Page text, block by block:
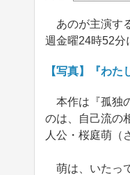
あのが主演す
週金曜24時52分
【写真】『わ
本作は『孤独
のは、自己流の
人公・桜庭萌（
萌は、いたっ